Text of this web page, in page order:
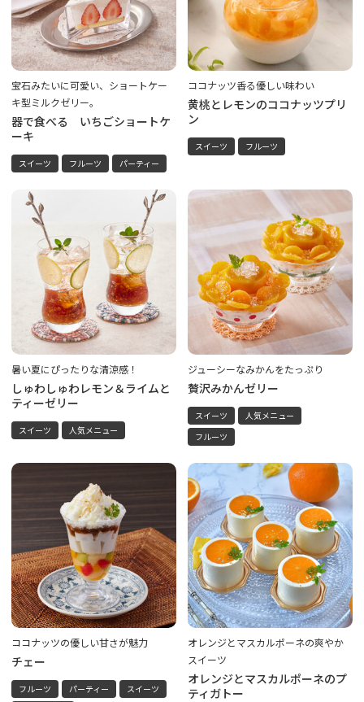
宝石みたいに可愛い、ショートケー
キ型ミルクゼリー。
器で食べる いちごショートケ
ーキ
スイーツ フルーツ パーティー
ココナッツ香る優しい味わい
黄桃とレモンのココナッツプリ
ン
スイーツ フルーツ
暑い夏にぴったりな清涼感！
しゅわしゅわレモン＆ライムと
ティーゼリー
スイーツ 人気メニュー
ジューシーなみかんをたっぷり
贅沢みかんゼリー
スイーツ
人気メニュー
フルーツ
ココナッツの優しい甘さが魅力
チェー
フルーツ パーティー
スイーツ
オレンジとマスカルポーネの爽やか
スイーツ
オレンジとマスカルポーネのプ
ティガトー